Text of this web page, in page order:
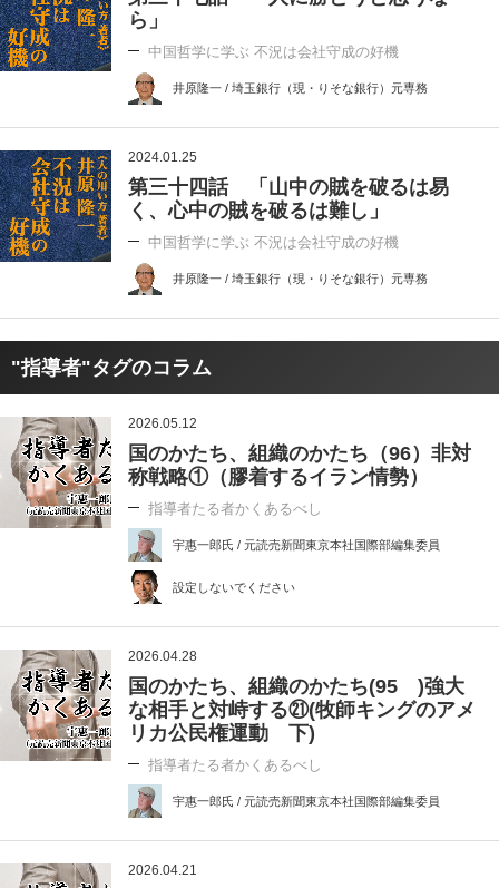
ら」
中国哲学に学ぶ 不況は会社守成の好機
井原隆一 / 埼玉銀行（現・りそな銀行）元専務
2024.01.25
第三十四話 「山中の賊を破るは易
く、心中の賊を破るは難し」
中国哲学に学ぶ 不況は会社守成の好機
井原隆一 / 埼玉銀行（現・りそな銀行）元専務
"指導者"タグのコラム
2026.05.12
国のかたち、組織のかたち（96）非対
称戦略①（膠着するイラン情勢）
指導者たる者かくあるべし
宇惠一郎氏 / 元読売新聞東京本社国際部編集委員
設定しないでください
2026.04.28
国のかたち、組織のかたち(95 )強大
な相手と対峙する㉑(牧師キングのアメ
リカ公民権運動 下)
指導者たる者かくあるべし
宇惠一郎氏 / 元読売新聞東京本社国際部編集委員
2026.04.21